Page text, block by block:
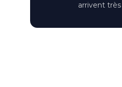
arrivent